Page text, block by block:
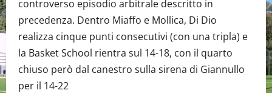
controverso episodio arbitrale descritto in
precedenza. Dentro Miaffo e Mollica, Di Dio
realizza cinque punti consecutivi (con una tripla) e
la Basket School rientra sul 14-18, con il quarto
chiuso però dal canestro sulla sirena di Giannullo
per il 14-22